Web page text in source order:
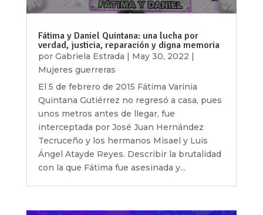
Fátima y Daniel Quintana: una lucha por
verdad, justicia, reparación y digna memoria
por Gabriela Estrada | May 30, 2022 |
Mujeres guerreras
El 5 de febrero de 2015 Fátima Varinia
Quintana Gutiérrez no regresó a casa, pues
unos metros antes de llegar, fue
interceptada por José Juan Hernández
Tecruceño y los hermanos Misael y Luis
Ángel Atayde Reyes. Describir la brutalidad
con la que Fátima fue asesinada y...